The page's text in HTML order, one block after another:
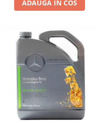
ADAUGA IN COS